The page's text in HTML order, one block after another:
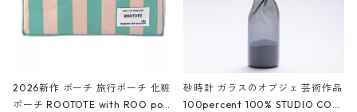
2026新作 ポーチ 旅行ポーチ 化粧
ポーチ ROOTOTE with ROO pou
砂時計 ガラスのオブジェ 芸術作品
100percent 100% STUDIO COH